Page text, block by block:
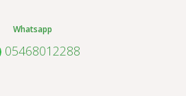
Whatsapp
05468012288